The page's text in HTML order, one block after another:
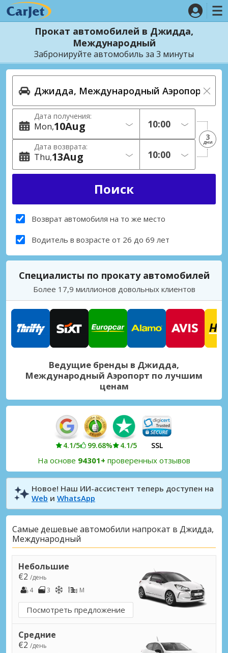
Прокат автомобилей в Джидда,
Международный
Забронируйте автомобиль за 3 минуты
Дата получения:
Mon 10Aug
Дата возврата:
Thu 13Aug
3
дни
Возврат автомобиля на то же место
Водитель в возрасте от 26 до 69 лет
Специалисты по прокату автомобилей
Более 17,9 миллионов довольных клиентов
Ведущие бренды в Джидда,
Международный Аэропорт по лучшим
ценам
4.1/5 99.68% 4.1/5 SSL
На основе 94301+ проверенных отзывов
Новое! Наш ИИ-ассистент теперь доступен на
Web и WhatsApp
Самые дешевые автомобили напрокат в Джидда,
Международный
Небольшие
€2 /день
4
3 M
Посмотреть предложение
Средние
€2 /день